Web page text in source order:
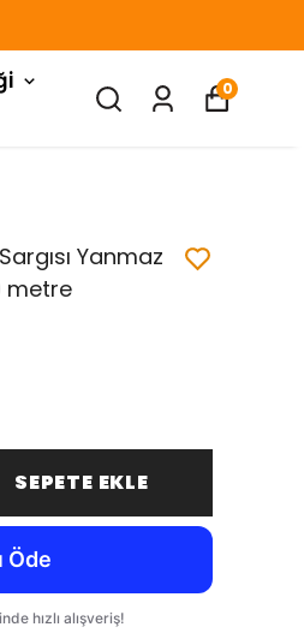
0
Yanmaz
metre
SEPETE EKLE